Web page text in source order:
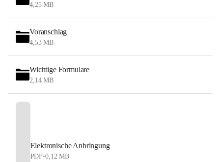
4,25 MB
Voranschlag
4,53 MB
Wichtige Formulare
2,14 MB
Elektronische Anbringung
PDF•0,12 MB